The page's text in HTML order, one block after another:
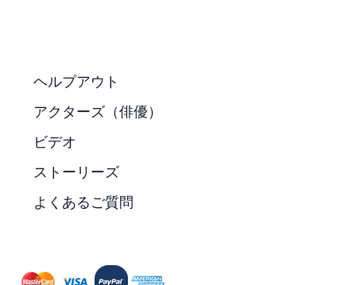
ヘルプアウト
アクターズ（俳優）
ビデオ
ストーリーズ
よくあるご質問